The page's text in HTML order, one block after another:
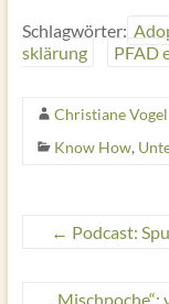
Schlagwörter:
sklärung
PFAD
Christiane Vogel
Know How,
← Podcast: